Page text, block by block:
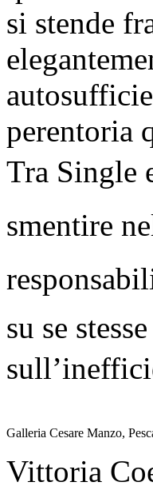
si stende
perentoria
Tra
smentire
su se
Galleria Cesare Manzo,
Vittoria